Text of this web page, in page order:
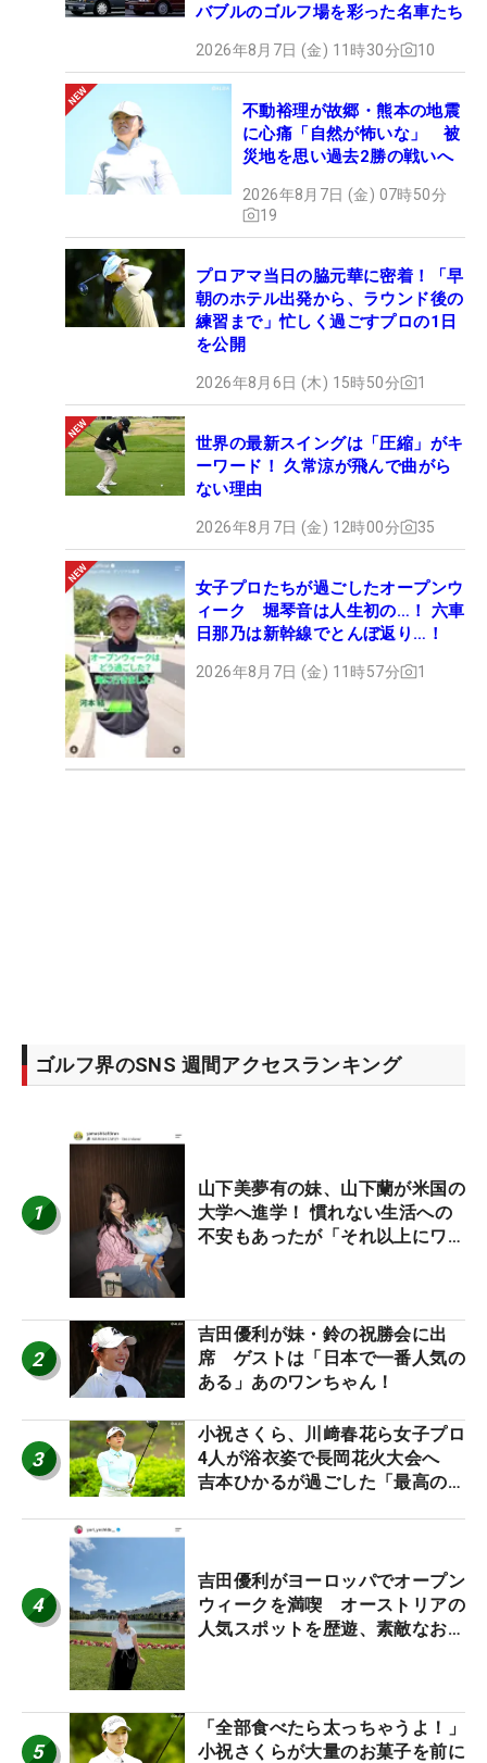
バブルのゴルフ場を彩った名車たち
2026年8月7日 (金) 11時30分 10
不動裕理が故郷・熊本の地震
に心痛「自然が怖いな」 被
災地を思い過去2勝の戦いへ
2026年8月7日 (金) 07時50分
19
プロアマ当日の脇元華に密着！「早
朝のホテル出発から、ラウンド後の
練習まで」忙しく過ごすプロの1日
を公開
2026年8月6日 (木) 15時50分 1
世界の最新スイングは「圧縮」がキ
ーワード！ 久常涼が飛んで曲がら
ない理由
2026年8月7日 (金) 12時00分 35
女子プロたちが過ごしたオープンウ
ィーク 堀琴音は人生初の…！ 六車
日那乃は新幹線でとんぼ返り…！
2026年8月7日 (金) 11時57分 1
ゴルフ界のSNS 週間アクセスランキング
1
山下美夢有の妹、山下蘭が米国の
大学へ進学！ 慣れない生活への
不安もあったが「それ以上にワク
2
吉田優利が妹・鈴の祝勝会に出
席 ゲストは「日本で一番人気の
ある」あのワンちゃん！
3
小祝さくら、川﨑春花ら女子プロ
4人が浴衣姿で長岡花火大会へ
吉本ひかるが過ごした「最高の夏
4
吉田優利がヨーロッパでオープン
ウィークを満喫 オーストリアの
人気スポットを歴遊、素敵なお土
5
「全部食べたら太っちゃうよ！」
小祝さくらが大量のお菓子を前に